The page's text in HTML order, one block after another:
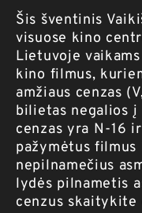
Šis šventinis
visuose kino
Lietuvoje
kino filmus,
amžiaus cenzas
bilietas negalios į
cenzas yra N-16
pažymėtus
nepilnamečius
lydės pilnametis
cenzus skaitykite